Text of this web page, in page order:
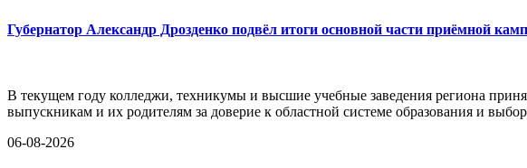
Губернатор Александр Дрозденко подвёл итоги основной части приёмной
В текущем году колледжи, техникумы и высшие учебные заведения региона
выпускникам и их родителям за доверие к областной системе образования и
06-08-2026